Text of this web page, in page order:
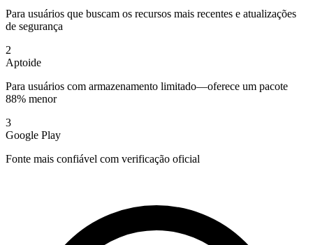
Para usuários que buscam os recursos mais recentes e atualizações
de segurança
2
Aptoide
Para usuários com armazenamento limitado—oferece um pacote
88% menor
3
Google Play
Fonte mais confiável com verificação oficial